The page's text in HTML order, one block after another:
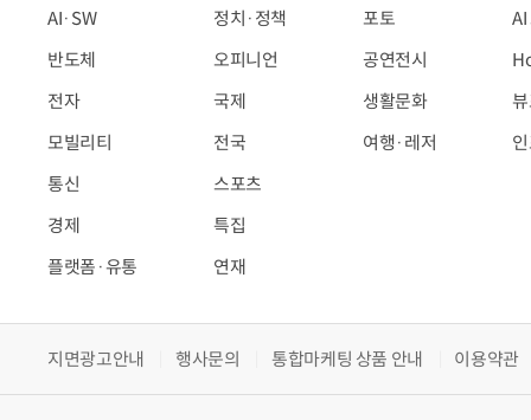
AI·SW
반도체
전자
모빌리티
통신
경제
플랫폼·유통
정치·정책
오피니언
국제
전국
스포츠
특집
연재
포토
공연전시
생활문화
여행·레저
지면광고안내 행사문의 통합마케팅 상품 안내 이용약관